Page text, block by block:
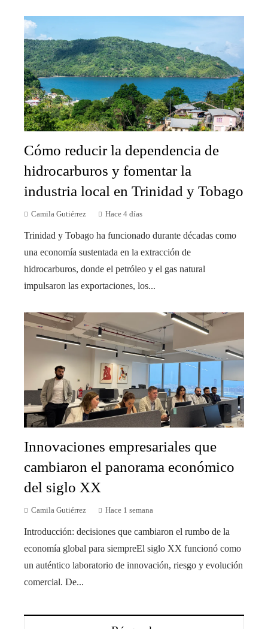
Cómo reducir la dependencia de
hidrocarburos y fomentar la
industria local en Trinidad y Tobago
Camila Gutiérrez Hace 4 días
Trinidad y Tobago ha funcionado durante décadas como
una economía sustentada en la extracción de
hidrocarburos, donde el petróleo y el gas natural
impulsaron las exportaciones, los...
Innovaciones empresariales que
cambiaron el panorama económico
del siglo XX
Camila Gutiérrez Hace 1 semana
Introducción: decisiones que cambiaron el rumbo de la
economía global para siempreEl siglo XX funcionó como
un auténtico laboratorio de innovación, riesgo y evolución
comercial. De...